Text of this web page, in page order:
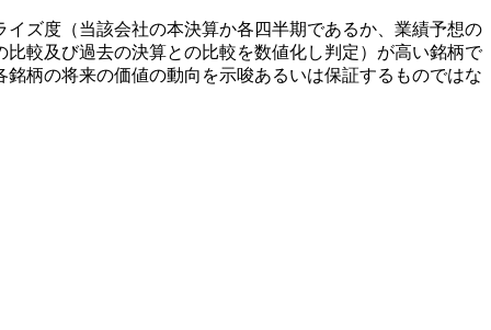
ズ度（当該会社の本決算か各四半期であるか、業績予想の
較及び過去の決算との比較を数値化し判定）が高い銘柄で
柄の将来の価値の動向を示唆あるいは保証するものではな